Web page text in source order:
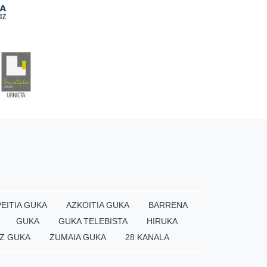
GUKA AZKOITIA GUKA
BARRENA
GUKA GUKA TELEBISTA
HIRUKA
GUKA ZUMAIA GUKA 28 KANALA